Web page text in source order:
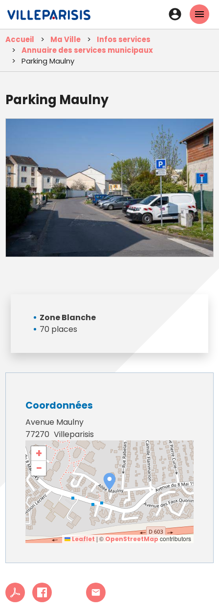
contenu
principal
En-
tête
Accueil Ma Ville
Infos services
Annuaire des services municipaux
Parking Maulny
Parking Maulny
Zone Blanche
70 places
Coordonnées
Avenue Maulny
77270 Villeparisis
+
−
Leaflet | © OpenStreetMap contributors